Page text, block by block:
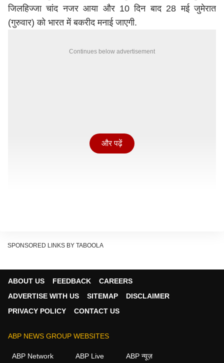
जिलहिज्जा चांद नजर आया और 10 दिन बाद 28 मई जुमेरात
(गुरुवार) को भारत में बकरीद मनाई जाएगी.
Continues below advertisement
जिलहिज्जा के पहले 10 दिनों को लेकर पैगंबर मुहम्मद ने कहा- नेक
हैं.हदीस। सहीह अल-बुखारी
और पढ़ें
SPONSORED LINKS BY TABOOLA
ABOUT US FEEDBACK
CAREERS
ADVERTISE WITH US
SITEMAP
DISCLAIMER
PRIVACY POLICY
CONTACT US
ABP NEWS GROUP WEBSITES
ABP Network ABP Live ABP न्यूज़